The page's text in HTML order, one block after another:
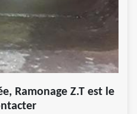
Ramonage Z.T est le